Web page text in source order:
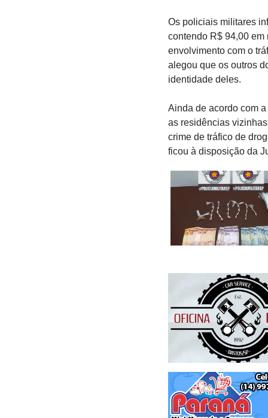
Os policiais militares
contendo R$ 94,00
envolvimento com o
alegou que os outros
identidade deles.
Ainda de acordo com
as residências
crime de tráfico de
ficou à disposição da